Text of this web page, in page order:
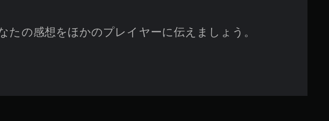
たの感想をほかのプレイヤーに伝えましょう。